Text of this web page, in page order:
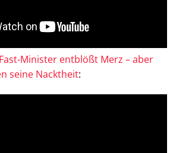
Minister entblößt Merz – aber
seine Nacktheit: